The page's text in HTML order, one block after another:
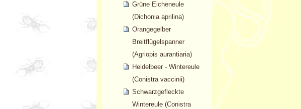
Grüne Eicheneule
(Dichonia aprilina)
Orangegelber
Breitflügelspanner
(Agriopis aurantiaria)
Heidelbeer - Wintereule
(Conistra vaccinii)
Schwarzgefleckte
Wintereule (Conistra